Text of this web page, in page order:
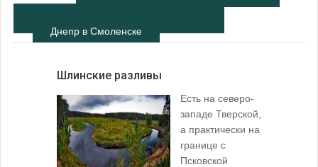
Днепр в Смоленске
Шлинские разливы
Есть на северо-
западе Тверской,
а практически на
границе с
Псковской